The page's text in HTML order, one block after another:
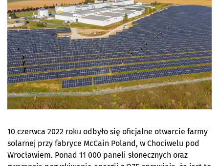
10 czerwca 2022 roku odbyło się oficjalne otwarcie farmy
solarnej przy fabryce McCain Poland, w Chociwelu pod
Wrocławiem. Ponad 11 000 paneli słonecznych oraz